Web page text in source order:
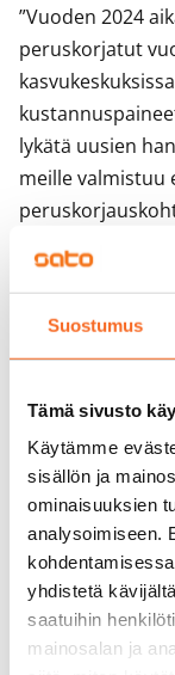
Suostumus
Tämä sivusto
Käytämme
sisällön ja
ominaisuuksien
analysoimiseen.
yhdistetä
saatuihin
mainosalan ja
”Vuoden 2024
peruskorjatut
lykätä uusien
meille valmistuu
Helsinkiin.
jonka osalta
SATO jatkaa
mikä on
kestävää ja
investoinneista
Aalto.
Vuonna 2024
vuokrakodit